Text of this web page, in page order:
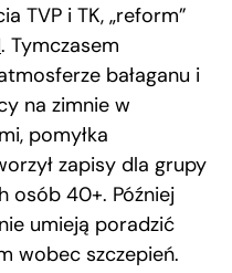
TVP i TK, „reform”
. Tymczasem
bałaganu i
na zimnie w
pomyłka
zapisy dla grupy
osób 40+. Później
umieją poradzić
wobec szczepień.